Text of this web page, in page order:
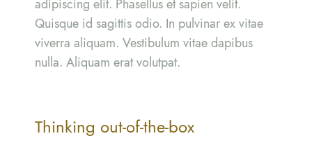
adipiscing elit. Phasellus et sapien velit.
Quisque id sagittis odio. In pulvinar ex vitae
viverra aliquam. Vestibulum vitae dapibus
nulla. Aliquam erat volutpat.
Thinking out-of-the-box